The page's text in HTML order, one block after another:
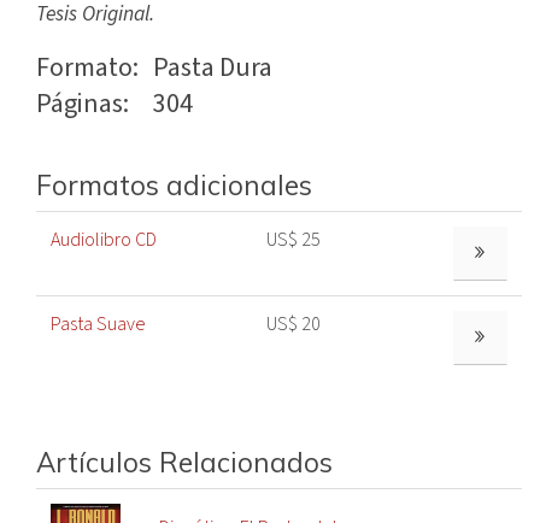
Tesis Original.
Formato: Pasta Dura
Páginas:
304
Formatos adicionales
Audiolibro CD US$ 25 VER MÁS
Pasta Suave US$ 20 VER MÁS
Artículos Relacionados